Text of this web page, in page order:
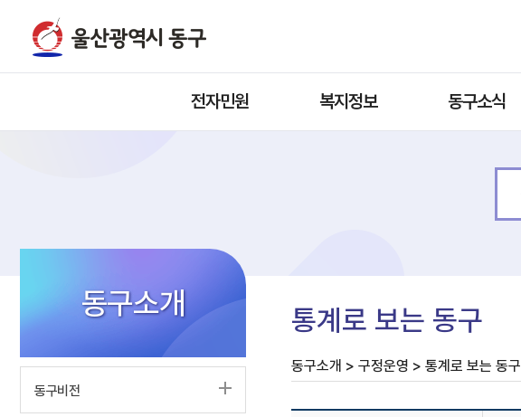
전자민원 복지정보 동구소식
동구소개
동구비전
통계로 보는 동구
동구소개 > 구정운영 > 통계로 보는 동구